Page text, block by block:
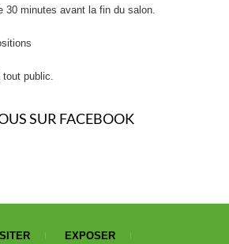
30 minutes avant la fin du salon.
public.
SUR FACEBOOK
EXPOSER